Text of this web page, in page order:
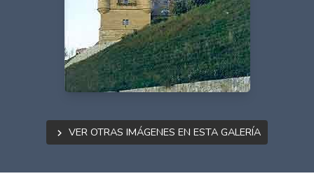
Ver otras imágenes en esta galería